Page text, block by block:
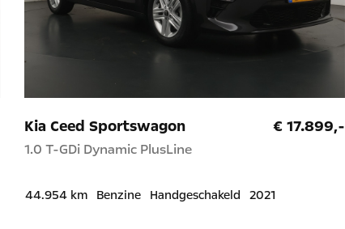
Kia Ceed Sportswagon
1.0 T-GDi Dynamic PlusLine
€ 17.899,-
44.954 km Benzine Handgeschakeld 2021